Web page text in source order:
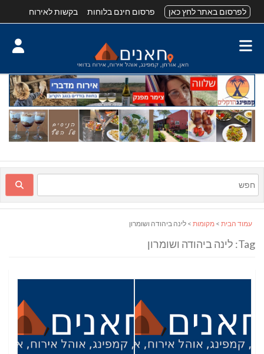
לפרסום באתר לחץ כאן פרסום חינם בלוחות בקשות לאירוח
עמוד הבית > מקומות > לינה ביהודה ושומרון
Tag: לינה ביהודה ושומרון